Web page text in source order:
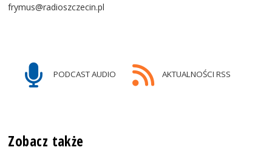
frymus@radioszczecin.pl
PODCAST AUDIO AKTUALNOŚCI RSS
Zobacz także